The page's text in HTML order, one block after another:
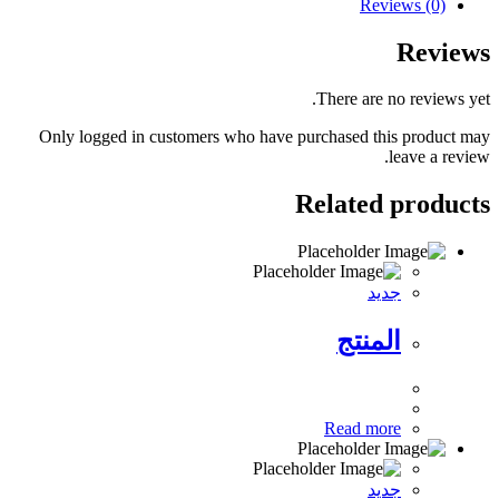
Reviews (0)
Reviews
There are no reviews yet.
Only logged in customers who have purchased this product may
leave a review.
Related products
جديد
المنتج
Read more
جديد